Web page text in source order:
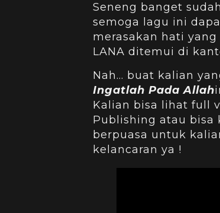
Seneng banget
semoga lagu ini
merasakan hati
LANA ditemui di
Nah… buat kalian
Ingatlah Pada Allah
Kalian bisa lihat full
Publishing atau bisa
berpuasa untuk
kelancaran ya !